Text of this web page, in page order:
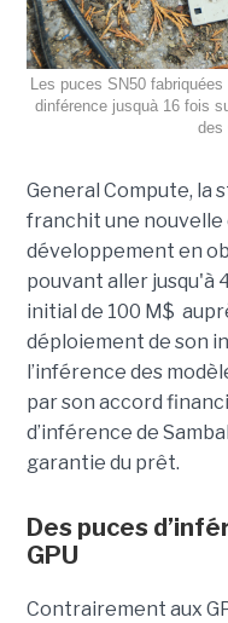
Les puces SN50
dinférence jusquà 16
des
General Compute, la
franchit une nouvelle
développement en
pouvant aller jusqu'à
initial de 100 M$
déploiement de son
l’inférence des
par son accord
d’inférence de
garantie du prêt.
Des puces
GPU
Contrairement aux